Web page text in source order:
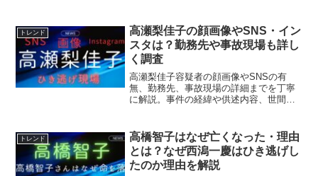
トレンド
高瀬梨佳子の顔画像やSNS・イン
スタは？勤務先や事故現場も詳し
く調査
高瀬梨佳子容疑者の顔画像やSNSの有
無、勤務先、事故現場の詳細までを丁寧
に解説。事件の経緯や供述内容、世間の
トレンド
高橋智子はなぜ亡くなった・理由
とは？なぜ西潟一慶はひき逃げし
たのか理由を解説